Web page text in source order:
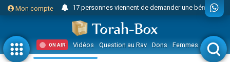
Mon compte
Il reste 49 places pour étudier en groupe sur Zoom
23 personnes viennent de faire un don pour Diane, 80 ans, dans un appartement insalubre
ON AIR Vidéos Question au Rav Dons Femmes Enfants